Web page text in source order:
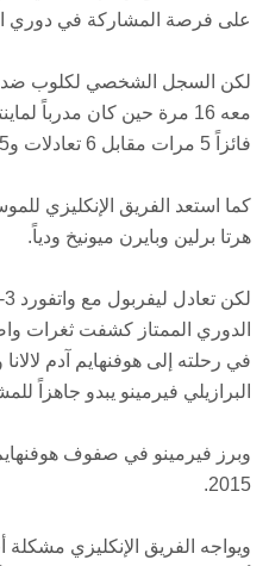
على فرصة المشاركة في دوري
لكن السجل الشخصي لكلوب ضد
معه 16 مرة حين كان مدرباً
فائزاً 5 مرات مقابل 6 تعادلات و5 هزائم.
كما استعد الفريق الإنكليزي
هرتا برلين وبايرن ميونيخ ودياً.
الدوري الممتاز كشفت ثغرات
في رحلته إلى هوفنهايم آدم لالانا
البرازيلي فيرمينو يبدو جاهزاً
وبرز فيرمينو في صفوف
2015.
ويواجه الفريق الإنكليزي مشكلة